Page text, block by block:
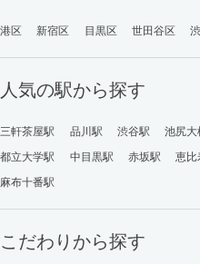
港区 新宿区 目黒区 世田谷区
人気の駅から探す
三軒茶屋駅 品川駅 渋谷駅 池尻大
都立大学駅
中目黒駅 赤坂駅 恵比
麻布十番駅
こだわりから探す